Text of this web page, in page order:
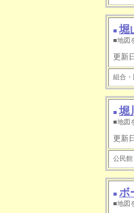
■ 堀
■地図
更新
組合・
■ 堀
■地図
更新
公民館
■ ボ
■地図